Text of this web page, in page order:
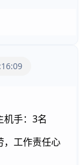
机手：3名
，工作责任心